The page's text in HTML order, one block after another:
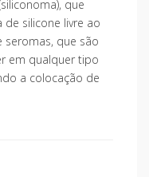
que
silicone livre ao
seromas, que são
em qualquer tipo
a colocação de